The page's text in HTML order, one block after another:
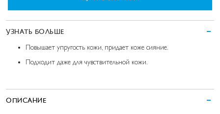
УЗНАТЬ БОЛЬШЕ
Повышает упругость кожи, придает коже сияние.
Подходит даже для чувствительной кожи.
ОПИСАНИЕ